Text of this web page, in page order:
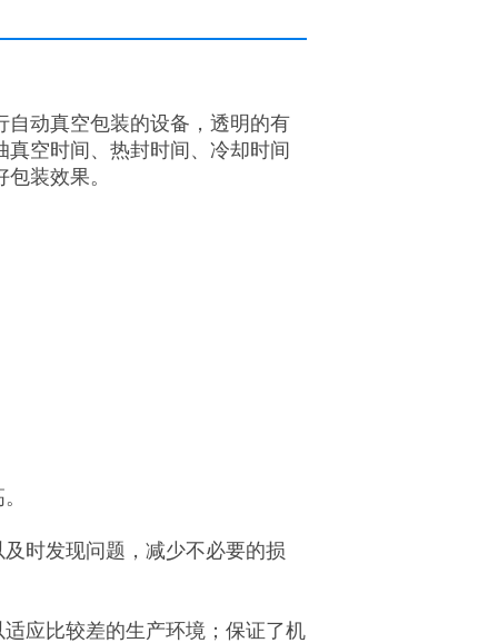
动真空包装的设备，透明的有
空时间、热封时间、冷却时间
装效果。
时发现问题，减少不必要的损
应比较差的生产环境；保证了机